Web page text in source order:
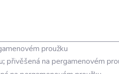
proužku
; přivěšená na pergamenovém